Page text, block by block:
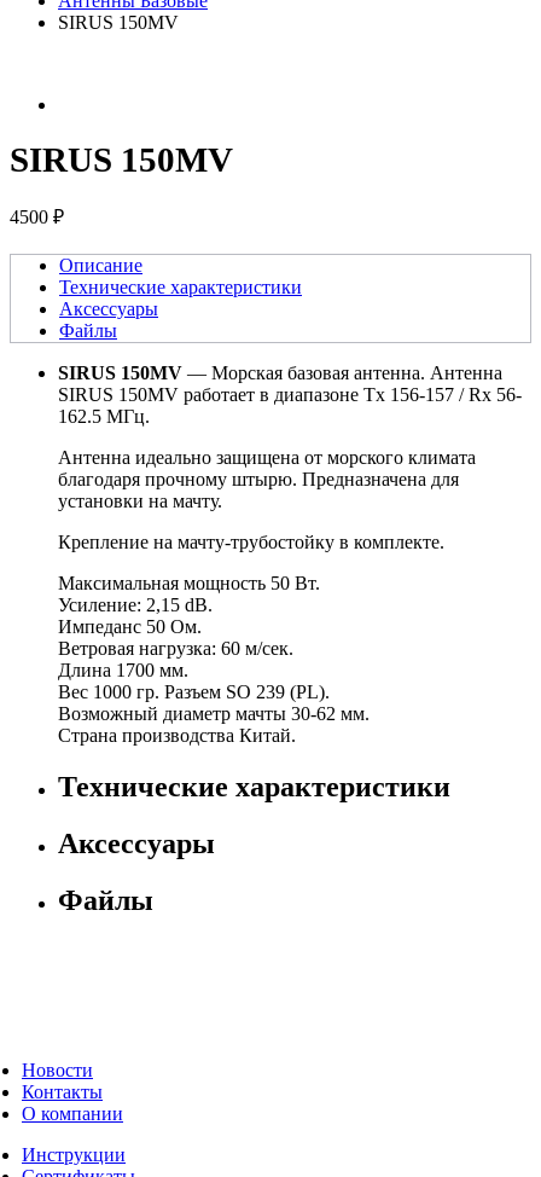
SIRUS 150MV
SIRUS 150MV
4500 ₽
Описание
Технические характеристики
Аксессуары
Файлы
SIRUS 150MV — Морская базовая антенна. Антенна
SIRUS 150MV работает в диапазоне Tx 156-157 / Rx 56-
162.5 МГц.
Антенна идеально защищена от морского климата
благодаря прочному штырю. Предназначена для
установки на мачту.
Крепление на мачту-трубостойку в комплекте.
Максимальная мощность 50 Вт.
Усиление: 2,15 dB.
Импеданс 50 Ом.
Ветровая нагрузка: 60 м/сек.
Длина 1700 мм.
Вес 1000 гр. Разъем SO 239 (PL).
Возможный диаметр мачты 30-62 мм.
Страна производства Китай.
Технические характеристики
Аксессуары
Файлы
Новости
Контакты
О компании
Инструкции